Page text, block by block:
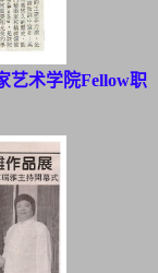
艺术学院Fellow职